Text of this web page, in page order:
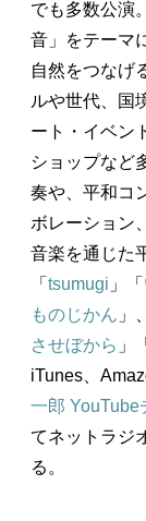
でも多数公演
音」をテーマ
自然をつなげ
ルや世代、国
ート・イベン
ショップなど
奏や、平和コ
ボレーション
音楽を通じた
「 tsumugi 」「
ものじかん 」
させぼから 」「
iTunes、
一郎 YouTube
てネットラジ
る。